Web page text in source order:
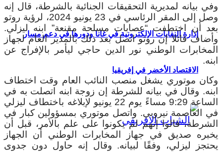
إدارة النفايات الإلكترونية في غانا ودورها في دعم مسار
الاقتصاد الأخضر في إفريقيا
وفي بيانه لمديرية التحقيقات الجنائية بالشرطة، قال إنه
وصل إلى المقر الرئاسي في 23 يونيو 2024، لرؤية روتو
بعد أن اختطفت “عصابات مسلحة مقنعة” ابنه ليزلي.
وأضاف قائلا إن روتو اتصل بعد ذلك بالمدير العام لجهاز
المخابرات الوطني نور الدين حاجي ليأمر بالإفراج عن
ابنه.
وكان موتوري يشغل منصب النائب العام وقت اختطاف
ابنه. وقال في بيانه للشرطة إن زوجة ابنه اتصلت به في
الساعة 9:29 مساءً يوم 22 يونيو لإبلاغه باختطاف ليزلي
في العاصمة نيروبي. واتصل موتوري بمسؤولين كبار في
الشرطة، قالوا إنهم لم يكونوا على علم بالأمر، قبل أن
يخبره صديق في جهاز المخابرات الوطني أن الجهاز
يحتجز ليزلي، وفقًا لبيانه. وقال إنه حاول دون جدوى